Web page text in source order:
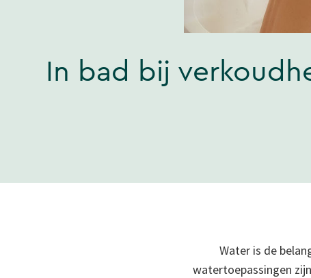
In bad bij
Water is de
watertoepassingen